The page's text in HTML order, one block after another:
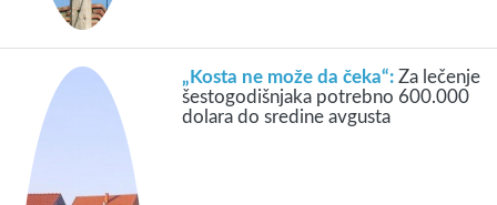
„Kosta ne može da čeka“:Za lečenje
šestogodišnjaka potrebno 600.000
dolara do sredine avgusta